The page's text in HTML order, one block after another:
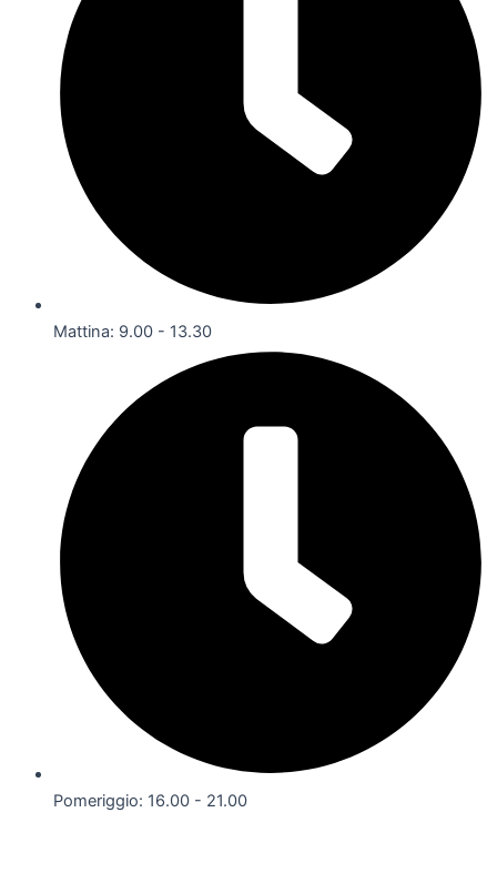
Mattina: 9.00 - 13.30
Pomeriggio: 16.00 - 21.00